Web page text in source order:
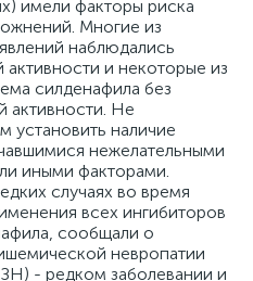
имели факторы риска
Многие из
наблюдались
и некоторые из
силденафила без
активности. Не
установить наличие
нежелательными
иными факторами.
случаях во время
всех ингибиторов
сообщали о
невропатии
- редком заболевании и